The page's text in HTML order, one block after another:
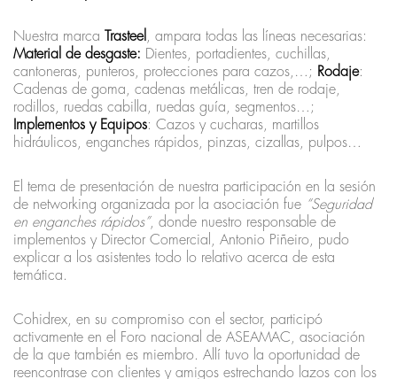
Nuestra marca Trasteel
, ampara todas las líneas necesarias:
Material de desgaste: Dientes, portadientes, cuchillas,
cantoneras, punteros, protecciones para cazos,…; Rodaje:
Cadenas de goma, cadenas metálicas, tren de rodaje,
rodillos, ruedas cabilla, ruedas guía, segmentos…;
Implementos y Equipos: Cazos y cucharas, martillos
hidráulicos, enganches rápidos, pinzas, cizallas, pulpos…
El tema de presentación de nuestra participación en la sesión
de networking organizada por la asociación fue “Seguridad
en enganches rápidos”, donde nuestro responsable de
implementos y Director Comercial, Antonio Piñeiro, pudo
explicar a los asistentes todo lo relativo acerca de esta
temática.
Cohidrex, en su compromiso con el sector, participó
activamente en el Foro nacional de ASEAMAC, asociación
de la que también es miembro. Allí tuvo la oportunidad de
reencontrase con clientes y amigos estrechando lazos con los